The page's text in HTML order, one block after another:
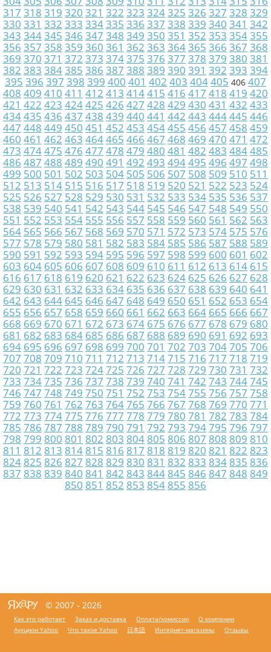
317 318 319 320 321 322 323 324325 326 327 328 329
330 331 332 333 334335 336 337 338 339 340 341 342
343 344345 346 347 348 349 350 351 352 353 354355
356 357 358 359 360 361 362 363 364365 366 367 368
369 370 371 372 373 374375 376 377 378 379 380 381
382 383 384385 386 387 388 389 390 391 392 393 394
395 396 397 398 399 400 401 402 403 404405 406 407
408 409 410 411 412 413 414415 416 417 418 419 420
421 422 423 424425 426 427 428 429 430 431 432 433
434435 436 437 438 439 440 441 442 443 444445 446
447 448 449 450 451 452 453 454455 456 457 458 459
460 461 462 463 464465 466 467 468 469 470 471 472
473 474475 476 477 478 479 480 481 482 483 484485
486 487 488 489 490 491 492 493 494495 496 497 498
499 500 501 502 503 504 505 506 507 508 509 510 511
512 513 514 515 516 517 518 519 520 521 522 523 524
525 526 527 528 529 530 531 532 533 534 535 536 537
538 539 540 541 542 543 544 545 546 547 548 549 550
551 552 553 554 555 556 557 558 559 560 561 562 563
564 565 566 567 568 569 570 571 572 573 574 575 576
577 578 579 580 581 582 583 584 585 586 587 588 589
590 591 592 593 594 595 596 597 598 599 600 601 602
603 604 605 606 607 608 609 610 611 612 613 614 615
616 617 618 619 620 621 622 623 624 625 626 627 628
629 630 631 632 633 634 635 636 637 638 639 640 641
642 643 644 645 646 647 648 649 650 651 652 653 654
655 656 657 658 659 660 661 662 663 664 665 666 667
668 669 670 671 672 673 674 675 676 677 678 679 680
681 682 683 684 685 686 687 688 689 690 691 692 693
694 695 696 697 698 699 700 701 702 703 704705 706
707 708 709 710 711 712 713 714715 716 717 718 719
720 721 722 723 724725 726 727 728 729 730 731 732
733 734735 736 737 738 739 740 741 742 743 744745
746 747 748 749 750 751 752 753 754755 756 757 758
759 760 761 762 763 764765 766 767 768 769 770 771
772 773 774775 776 777 778 779 780 781 782 783 784
785 786 787 788 789 790 791 792 793 794795 796 797
798 799 800 801 802 803 804 805 806 807 808 809 810
811 812 813 814 815 816 817 818 819 820 821 822 823
824 825 826 827 828 829 830 831 832 833 834 835 836
837 838 839 840 841 842 843 844 845 846 847 848 849
850 851 852 853 854 855 856
© 2007 - 2026
Как это работает Заказ и доставка Оплата/комиссии
О компании
Аукцион Yahoo
Что такое Yahoo 日本語 Интернет-магазины Отзывы